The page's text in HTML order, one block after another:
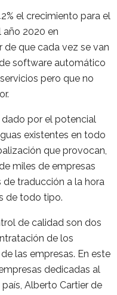
el crecimiento para el
2020 en
de que cada vez se van
software automático
pero que no
dado por el potencial
existentes en todo
que provocan,
miles de empresas
de traducción a la hora
de todo tipo.
de calidad son dos
de los
las empresas. En este
dedicadas al
Alberto Cartier de